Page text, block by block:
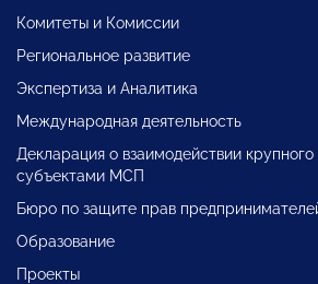
Комитеты и Комиссии
Региональное развитие
Экспертиза и Аналитика
Международная деятельность
Декларация о взаимодействии крупного
субъектами МСП
Бюро по защите прав
Образование
Проекты